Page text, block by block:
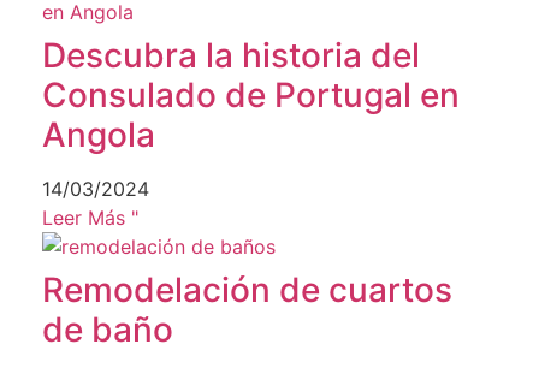
Descubra la historia del
Consulado de Portugal en
Angola
14/03/2024
Leer Más "
Remodelación de cuartos
de baño